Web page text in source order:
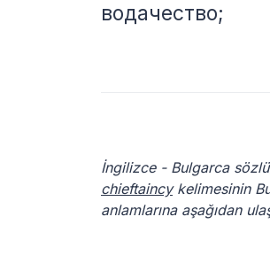
водачество;
İngilizce - Bulgarca
chieftaincykelimesinin
anlamlarına aşağıdan